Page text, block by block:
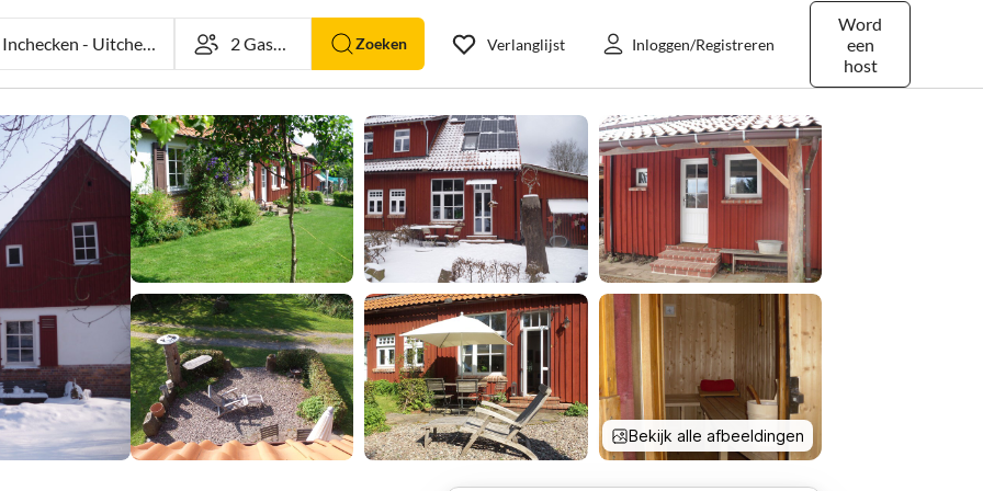
- Uitchecken Zoeken
Word
een
host
Verlanglijst Inloggen/Registreren
Bekijk alle afbeeldingen